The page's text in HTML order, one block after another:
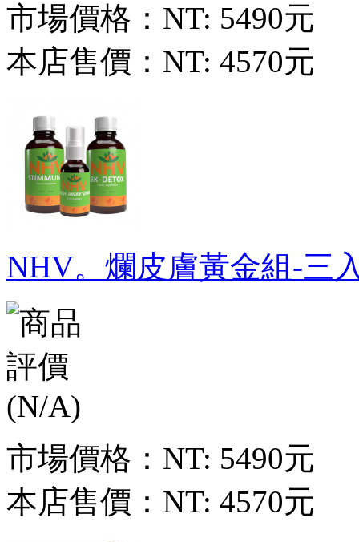
市場價格： NT: 5490元
本店售價： NT: 4570元
NHV。爛皮膚黃金組-三
市場價格： NT: 5490元
本店售價： NT: 4570元